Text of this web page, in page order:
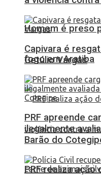
Homem é preso
fogo em Aratiba
PRF realiza
Capivara é
Getúlio Vargas
PRF apreende
ilegalmente
Barão do